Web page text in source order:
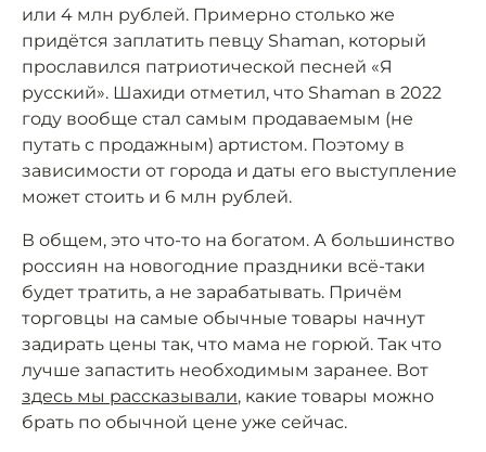
или 4 млн рублей. Примерно столько же
придётся заплатить певцу Shaman, который
прославился патриотической песней «Я
русский». Шахиди отметил, что Shaman в 2022
году вообще стал самым продаваемым (не
путать с продажным) артистом. Поэтому в
зависимости от города и даты его выступление
может стоить и 6 млн рублей.
В общем, это что-то на богатом. А большинство
россиян на новогодние праздники всё-таки
будет тратить, а не зарабатывать. Причём
торговцы на самые обычные товары начнут
задирать цены так, что мама не горюй. Так что
лучше запастить необходимым заранее. Вот
здесь мы рассказывали, какие товары можно
брать по обычной цене уже сейчас.